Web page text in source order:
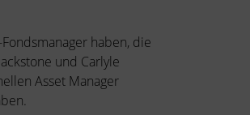
haben, die
und Carlyle
Asset Manager